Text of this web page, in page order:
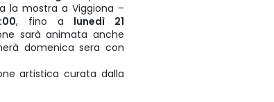
la mostra a Viggiona –
, fino a lunedì 21
sarà animata anche
domenica sera con
artistica curata dalla